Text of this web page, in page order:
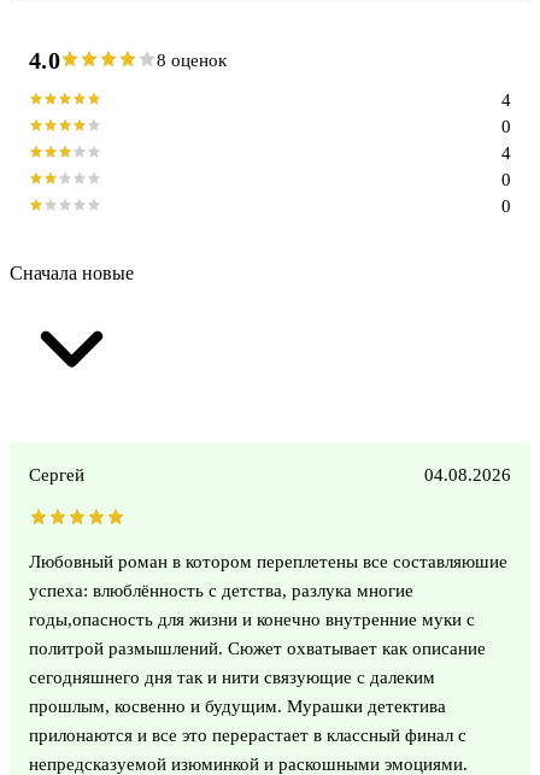
4.0 8 оценок
0
0
4
0
4
Сначала новые
Сергей 04.08.2026
Любовный роман в котором переплетены все составляюшие
успеха: влюблённость с детства, разлука многие
годы,опасность для жизни и конечно внутренние муки с
политрой размышлений. Сюжет охватывает как описание
сегодняшнего дня так и нити связующие с далеким
прошлым, косвенно и будущим. Мурашки детектива
прилонаются и все это перерастает в классный финал с
непредсказуемой изюминкой и раскошными эмоциями.